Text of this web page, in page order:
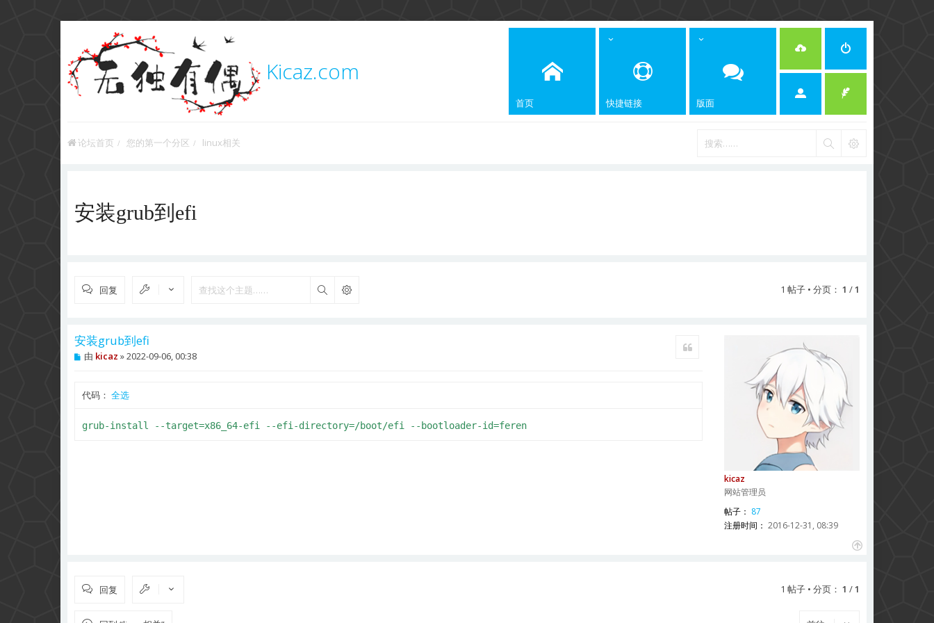
Kicaz.com
首页 快捷链接 版面
论坛首页 您的第一个分区 linux相关
安装grub到efi
回复 搜索 1 帖子 • 分页： 1 /1
kicaz
网站管理员
帖子： 87
注册时间： 2016-12-31, 08:39
安装grub到efi
帖
由 kicaz »2022-09-06, 00:38
代码： 全选
grub-install --target=x86_64-efi --efi-directory=/boot/efi --bootloader-id=feren
回复 1 帖子 • 分页： 1 /1